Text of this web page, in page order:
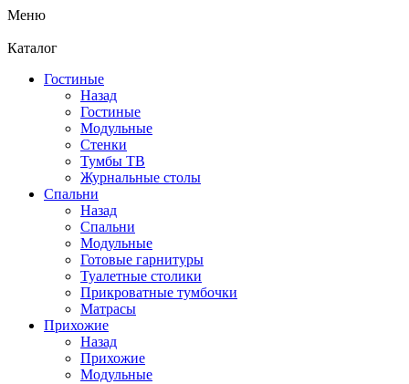
Меню
Каталог
Гостиные
Назад
Гостиные
Модульные
Стенки
Тумбы ТВ
Журнальные столы
Спальни
Назад
Спальни
Модульные
Готовые гарнитуры
Туалетные столики
Прикроватные тумбочки
Матрасы
Прихожие
Назад
Прихожие
Модульные